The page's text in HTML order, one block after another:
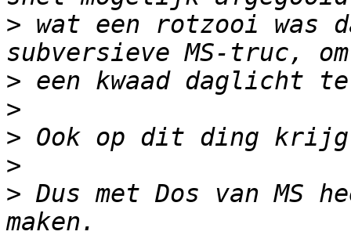
> wat een rotzooi was
>
>
>
>
> Dus met Dos van MS